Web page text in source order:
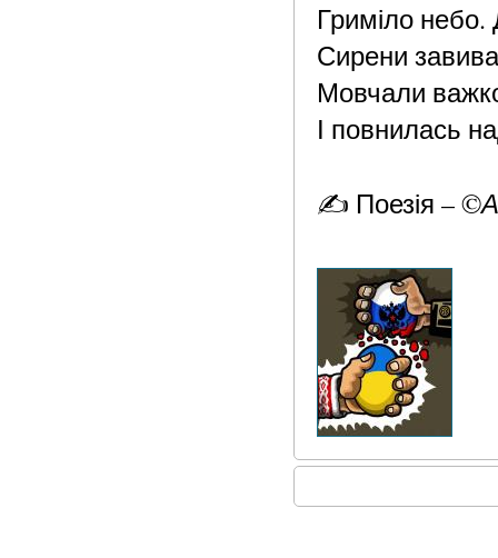
Гриміло
Сирени
Мовчали
І повнилась
✍️ Поезія – ©